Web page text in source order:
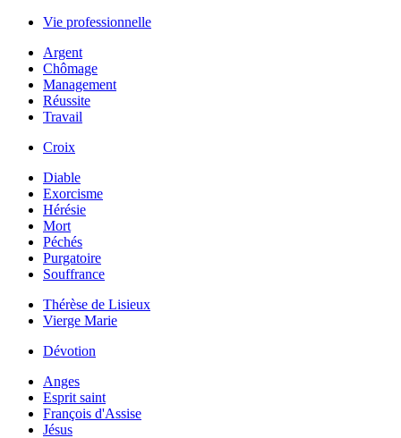
Vie professionnelle
Argent
Chômage
Management
Réussite
Travail
Croix
Diable
Exorcisme
Hérésie
Mort
Péchés
Purgatoire
Souffrance
Thérèse de Lisieux
Vierge Marie
Dévotion
Anges
Esprit saint
François d'Assise
Jésus